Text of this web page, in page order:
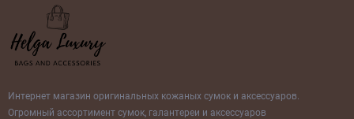
Интернет магазин оригинальных кожаных сумок и аксессуаров.
Огромный ассортимент сумок, галантереи и аксессуаров